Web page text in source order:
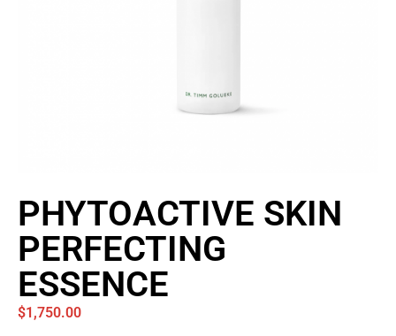
PHYTOACTIVE SKIN
PERFECTING
ESSENCE
$1,750.00